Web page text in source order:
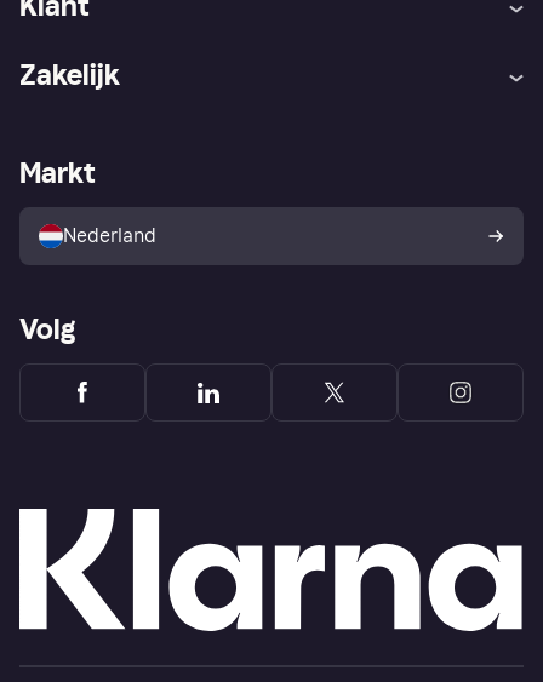
Winkeloverzicht
Kopersbescherming voor
consumenten
Zakelijk
Zakelijke login
Markt
Nederland
Volg